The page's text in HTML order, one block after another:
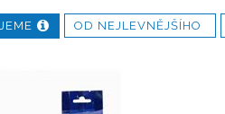
OD NEJLEVNĚJŠÍHO